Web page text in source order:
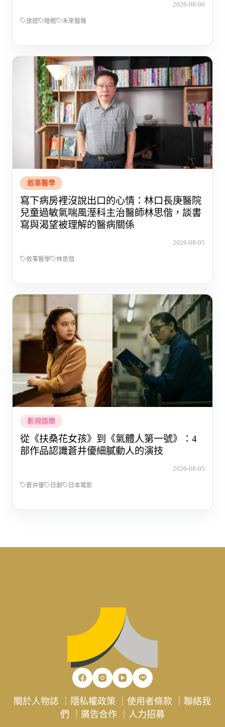
2026-08-06
旅遊 睡眠 未來醫聲
敘事醫學
寫下病房裡沒說出口的心情：林口長庚醫院
兒童過敏氣喘風溼科主治醫師林思偕，談書
寫與渴望被理解的醫病關係
2026-08-05
敘事醫學 林思偕
影視娛樂
從《扶桑花女孩》到《氣體人第一號》：4
部作品認識蒼井優細膩動人的演技
2026-08-05
蒼井優 日劇 日本電影
關於人物誌 隱私權政策 ｜使用者條款 ｜聯絡我
們
廣告合作｜ 人力招募